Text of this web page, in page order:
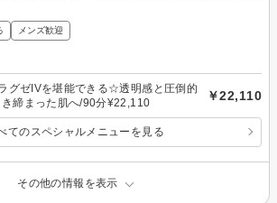
メンズ歓迎
グゼIVを堪能できる☆透明感と圧倒的
締まった肌へ/90分¥22,110
￥22,110
てのスペシャルメニューを見る
その他の情報を表示